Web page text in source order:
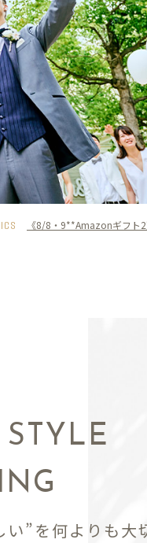
《8/8・9**Amazonギフト
”を何よりも大